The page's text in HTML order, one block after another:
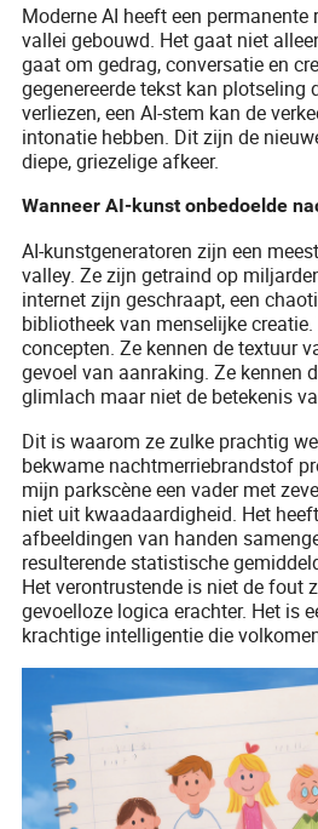
Moderne AI heeft een permanente
vallei gebouwd. Het gaat niet
gaat om gedrag, conversatie en
gegenereerde tekst kan plotseling
verliezen, een AI-stem kan de
intonatie hebben. Dit zijn de
diepe, griezelige afkeer.
Wanneer AI-kunst onbedoelde
AI-kunstgeneratoren zijn een
valley. Ze zijn getraind op
internet zijn geschraapt, een
bibliotheek van menselijke
concepten. Ze kennen de textuur
gevoel van aanraking. Ze kennen
glimlach maar niet de betekenis
Dit is waarom ze zulke prachtig
bekwame nachtmerriebrandstof
mijn parkscène een vader met
niet uit kwaadaardigheid. Het
afbeeldingen van handen
resulterende statistische
Het verontrustende is niet de fout
gevoelloze logica erachter. Het is
krachtige intelligentie die